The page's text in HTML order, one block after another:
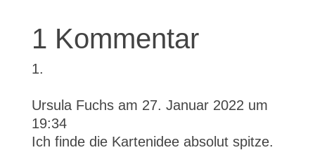
1 Kommentar
Ursula Fuchs am 27. Januar 2022 um
19:34
Ich finde die Kartenidee absolut spitze.